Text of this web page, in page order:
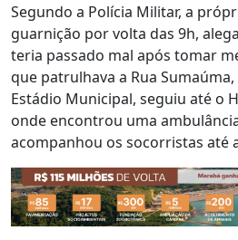
Segundo a Polícia Militar, a
guarnição por volta das 9h,
teria passado mal após tomar
que patrulhava a Rua
Estádio Municipal, seguiu até o
onde encontrou uma
acompanhou os socorristas até